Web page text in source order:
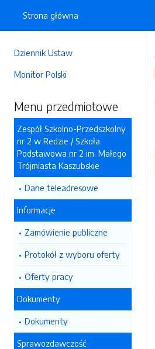
Dziennik Ustaw
Monitor Polski
Menu przedmiotowe
Zespół Szkolno-Przedszkolny
nr 2 w Redzie / Szkoła
Podstawowa nr 2 im. Małego
Trójmiasta Kaszubskie
Dane teleadresowe
Informacje
Zamówienie publiczne
Protokół z wyboru oferty
Oferty pracy
Dokumenty
Dokumenty
Sprawozdawczość
Strona główna